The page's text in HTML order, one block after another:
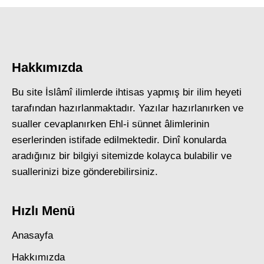
Hakkımızda
Bu site İslâmî ilimlerde ihtisas yapmış bir ilim heyeti
tarafından hazırlanmaktadır. Yazılar hazırlanırken ve
sualler cevaplanırken Ehl-i sünnet âlimlerinin
eserlerinden istifade edilmektedir. Dinî konularda
aradığınız bir bilgiyi sitemizde kolayca bulabilir ve
suallerinizi bize gönderebilirsiniz.
Hızlı Menü
Anasayfa
Hakkımızda